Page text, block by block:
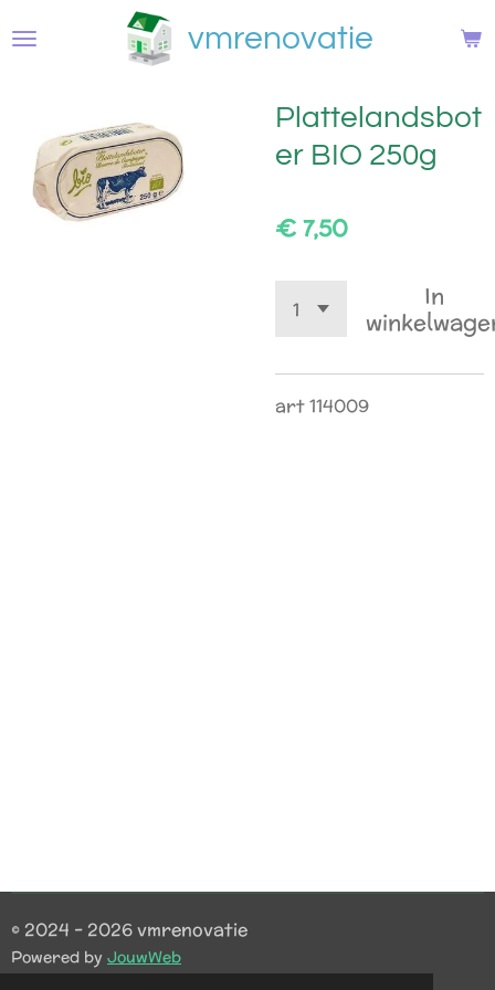
direct
hoofdinhoud
vmrenovatie
Plattelandsbot
er BIO 250g
€ 7,50
In
art 114009
© 2024 - 2026 vmrenovatie
Powered by JouwWeb